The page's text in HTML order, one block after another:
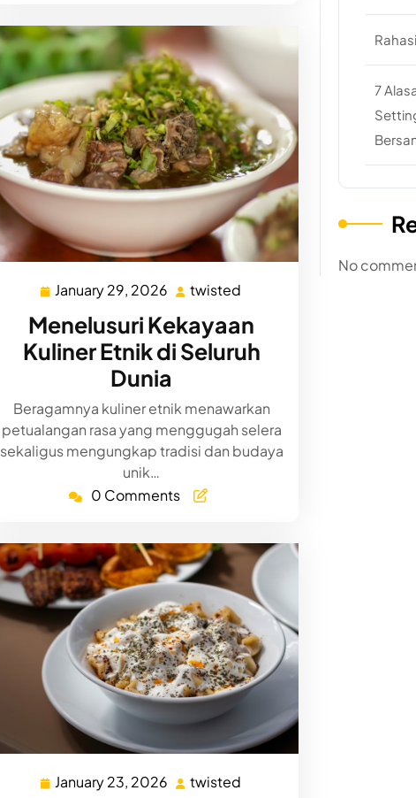
January 29, 2026 January
29,
2026
twisted
Menelusuri Kekayaan
Kuliner Etnik di Seluruh
Dunia
Beragamnya kuliner etnik menawarkan
petualangan rasa yang menggugah selera
sekaligus mengungkap tradisi dan budaya
unik…
0 Comments
January 23, 2026 January
twisted
7
No